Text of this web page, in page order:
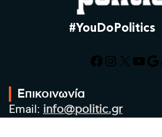
#YouDoPolitics
Facebook
X
Επικοινωνία
Email: info@politic.gr